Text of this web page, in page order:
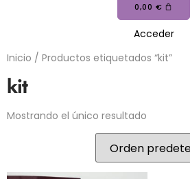
0,00 €
Acceder
Inicio / Productos etiquetados “kit”
kit
Mostrando el único resultado